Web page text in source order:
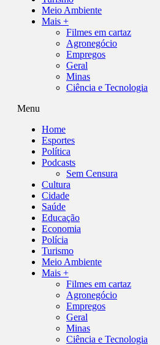
Meio Ambiente
Mais +
Filmes em cartaz
Agronegócio
Empregos
Geral
Minas
Ciência e Tecnologia
Menu
Home
Esportes
Política
Podcasts
Sem Censura
Cultura
Cidade
Saúde
Educação
Economia
Polícia
Turismo
Meio Ambiente
Mais +
Filmes em cartaz
Agronegócio
Empregos
Geral
Minas
Ciência e Tecnologia